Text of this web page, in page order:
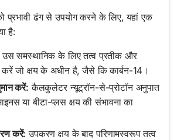
प्रभावी ढंग से उपयोग करने के लिए, यहां एक
है:
उस समस्थानिक के लिए तत्व प्रतीक और
करें जो क्षय के अधीन है, जैसे कि कार्बन-14।
करें: कैलकुलेटर न्यूट्रॉन-से-प्रोटॉन अनुपात
या बीटा-प्लस क्षय की संभावना का
करें: उपकरण क्षय के बाद परिणामस्वरूप तत्व